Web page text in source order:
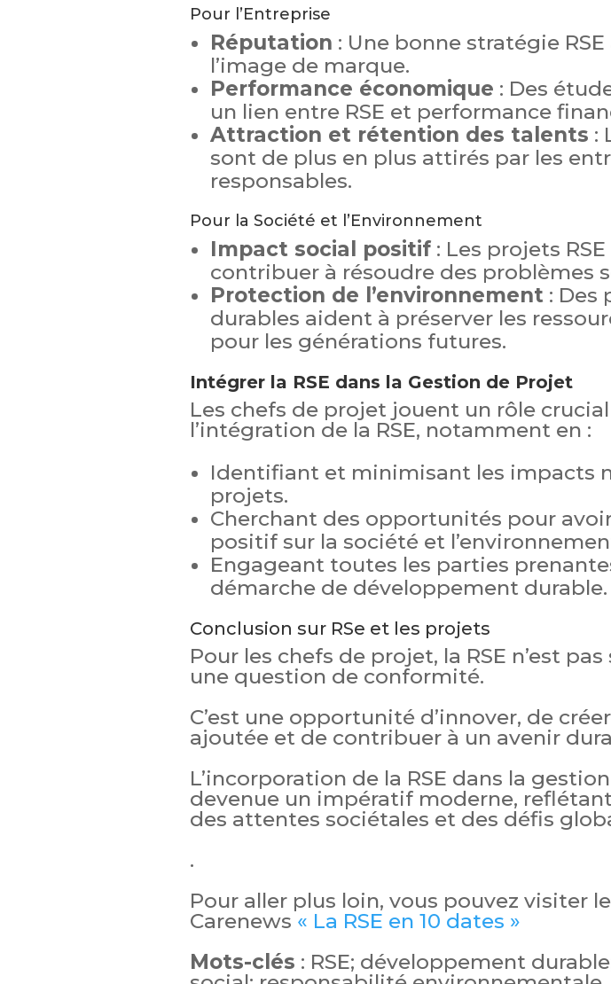
Pour l’Entreprise
Réputation : Une bonne stratégie
l’image de marque.
Performance économique : Des
un lien entre RSE et performance
Attraction et rétention des talents :
sont de plus en plus attirés par les
responsables.
Pour la Société et l’Environnement
Impact social positif: Les projets
contribuer à résoudre des problèmes
Protection de l’environnement : Des
durables aident à préserver les
pour les générations futures.
Intégrer la RSE dans la Gestion de Projet
Les chefs de projet jouent un rôle
l’intégration de la RSE, notamment en :
Identifiant et minimisant les impacts
projets.
Cherchant des opportunités pour
positif sur la société et
Engageant toutes les parties
démarche de développement durable.
Conclusion sur RSe et les projets
Pour les chefs de projet, la RSE n’est
une question de conformité.
C’est une opportunité d’innover, de
ajoutée et de contribuer à un avenir
L’incorporation de la RSE dans la
devenue un impératif moderne,
des attentes sociétales et des défis
.
Pour aller plus loin, vous pouvez visiter
Carenews « La RSE en 10 dates »
Mots-clés : RSE; développement